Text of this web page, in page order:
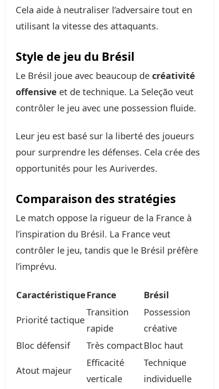
Cela aide à neutraliser l’adversaire tout en
utilisant la vitesse des attaquants.
Style de jeu du Brésil
Le Brésil joue avec beaucoup de créativité
offensive et de technique. La Seleção veut
contrôler le jeu avec une possession fluide.
Leur jeu est basé sur la liberté des joueurs
pour surprendre les défenses. Cela crée des
opportunités pour les Auriverdes.
Comparaison des stratégies
Le match oppose la rigueur de la France à
l’inspiration du Brésil. La France veut
contrôler le jeu, tandis que le Brésil préfère
l’imprévu.
CaractéristiqueFrance Brésil
Priorité tactique
Transition
rapide
Possession
créative
Bloc défensif
Très compactBloc haut
Atout majeur
Efficacité
verticale
Technique
individuelle